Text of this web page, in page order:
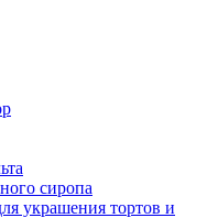
сиропа
украшения тортов и